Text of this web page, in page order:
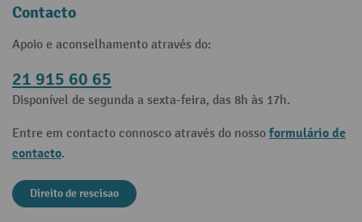
Contacto
Apoio e aconselhamento através do:
21 915 60 65
Disponível de segunda a sexta-feira, das 8h às 17h.
Entre em contacto connosco através do nosso formulário de
contacto.
Direito de rescisao